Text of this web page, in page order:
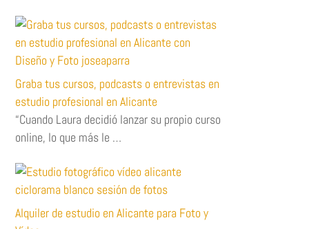
Graba tus cursos, podcasts o entrevistas en
estudio profesional en Alicante
“Cuando Laura decidió lanzar su propio curso
online, lo que más le …
Alquiler de estudio en Alicante para Foto y